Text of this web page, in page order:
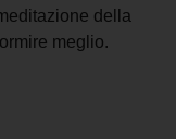
della
meglio.